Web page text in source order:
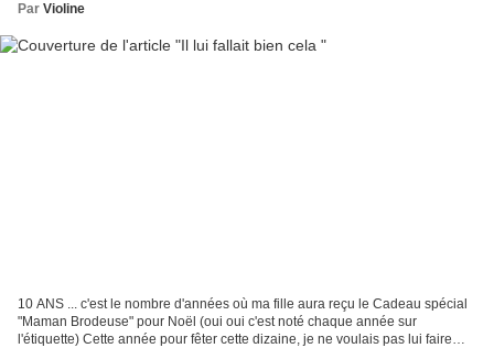
Par Violine
10 ANS ... c'est le nombre d'années où ma fille aura reçu le Cadeau spécial
"Maman Brodeuse" pour Noël (oui oui c'est noté chaque année sur
l'étiquette) Cette année pour fêter cette dizaine, je ne voulais pas lui faire